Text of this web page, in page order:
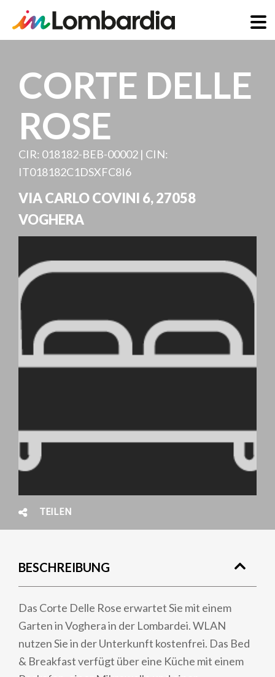
InhaltCORTE DELLE
ROSE
CIR: 018182-BEB-00002 | CIN:
IT018182C1DSXFC8I6
VIA CARLO COVINI 6,27058
VOGHERA
TEILEN
BESCHREIBUNG
Das Corte Delle Rose erwartet Sie mit einem
Garten in Voghera in der Lombardei. WLAN
nutzen Sie in der Unterkunft kostenfrei. Das Bed
& Breakfast verfügt über eine Küche mit einem